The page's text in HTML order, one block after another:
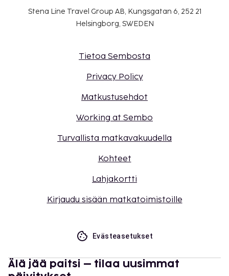
Stena Line Travel Group AB, Kungsgatan 6, 252 21
Helsingborg, SWEDEN
Tietoa Sembosta
Privacy Policy
Matkustusehdot
Working at Sembo
Turvallista matkavakuudella
Kohteet
Lahjakortti
Kirjaudu sisään matkatoimistoille
Evästeasetukset
Älä jää paitsi – tilaa uusimmat